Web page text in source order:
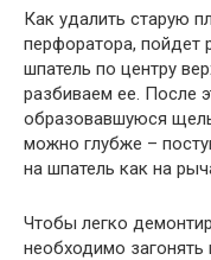
Как удалить старую
перфоратора, пойдет
шпатель по центру
разбиваем ее. После
образовавшуюся
можно глубже –
на шпатель как на
Чтобы легко
необходимо загонять